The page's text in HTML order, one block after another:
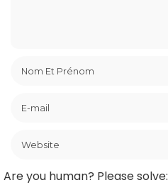
Are you human? Please solve: